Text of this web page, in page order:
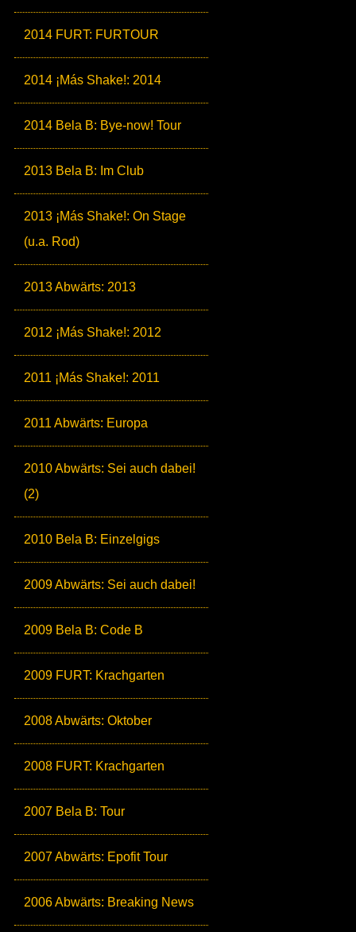
2014 FURT: FURTOUR
2014 ¡Más Shake!: 2014
2014 Bela B: Bye-now! Tour
2013 Bela B: Im Club
2013 ¡Más Shake!: On Stage
(u.a. Rod)
2013 Abwärts: 2013
2012 ¡Más Shake!: 2012
2011 ¡Más Shake!: 2011
2011 Abwärts: Europa
2010 Abwärts: Sei auch dabei!
(2)
2010 Bela B: Einzelgigs
2009 Abwärts: Sei auch dabei!
2009 Bela B: Code B
2009 FURT: Krachgarten
2008 Abwärts: Oktober
2008 FURT: Krachgarten
2007 Bela B: Tour
2007 Abwärts: Epofit Tour
2006 Abwärts: Breaking News